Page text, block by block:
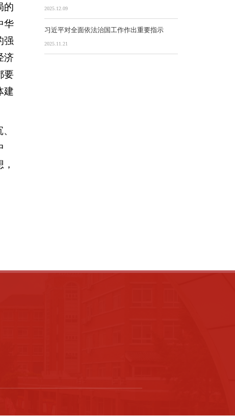
的
华
强
济
要
建
2025.12.09
习近平对全面依法治国工作作出重要指示
2025.11.21